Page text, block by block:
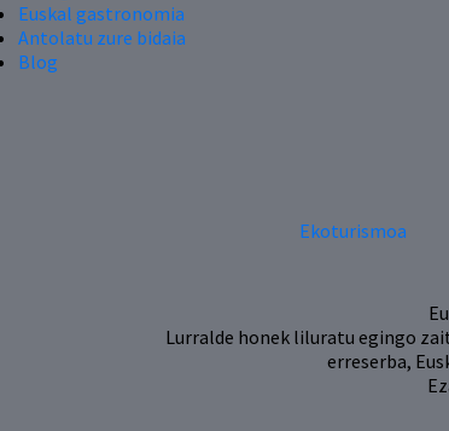
Euskal gastronomia
Antolatu zure bidaia
Blog
Ekoturismoa
Lurralde honek liluratu egingo
erreserba,